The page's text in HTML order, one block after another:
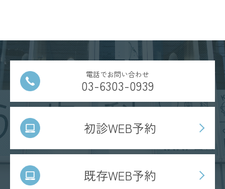
電話でお問い合わせ
03-6303-0939
初診WEB予約
既存WEB予約